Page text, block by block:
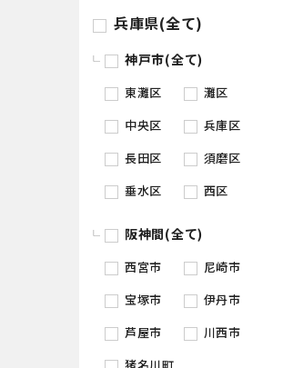
兵庫県(全て)
神戸市(全て)
東灘区
灘区
中央区
兵庫区
長田区
須磨区
垂水区
西区
阪神間(全て)
西宮市
尼崎市
宝塚市
伊丹市
芦屋市
川西市